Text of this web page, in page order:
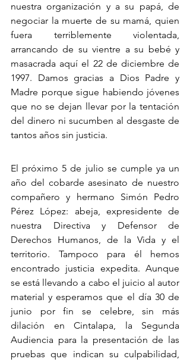
nuestra organización y a su papá, de
negociar la muerte de su mamá, quien
fuera terriblemente violentada,
arrancando de su vientre a su bebé y
masacrada aquí el 22 de diciembre de
1997. Damos gracias a Dios Padre y
Madre porque sigue habiendo jóvenes
que no se dejan llevar por la tentación
del dinero ni sucumben al desgaste de
tantos años sin justicia.
El próximo 5 de julio se cumple ya un
año del cobarde asesinato de nuestro
compañero y hermano Simón Pedro
Pérez López: abeja, expresidente de
nuestra Directiva y Defensor de
Derechos Humanos, de la Vida y el
territorio. Tampoco para él hemos
encontrado justicia expedita. Aunque
se está llevando a cabo el juicio al autor
material y esperamos que el día 30 de
junio por fin se celebre, sin más
dilación en Cintalapa, la Segunda
Audiencia para la presentación de las
pruebas que indican su culpabilidad,